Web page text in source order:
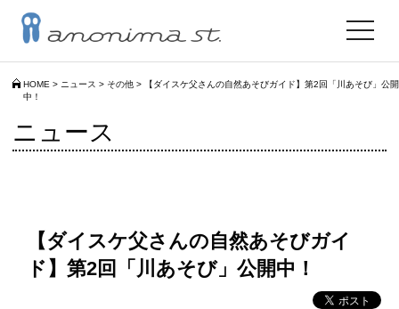
HOME > ニュース > その他 >
【ダイスケ父さんの自然あそびガイド】第2回「川あそび」公開
中！
toggle
ニュース
【ダイスケ父さんの自然あそびガイ
ド】第2回「川あそび」公開中！